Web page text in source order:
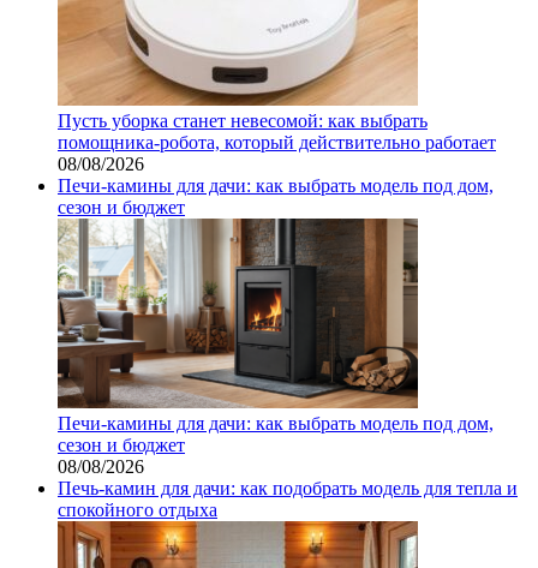
Пусть уборка станет невесомой: как выбрать
помощника‑робота, который действительно работает
08/08/2026
Печи-камины для дачи: как выбрать модель под дом,
сезон и бюджет
Печи-камины для дачи: как выбрать модель под дом,
сезон и бюджет
08/08/2026
Печь-камин для дачи: как подобрать модель для тепла и
спокойного отдыха